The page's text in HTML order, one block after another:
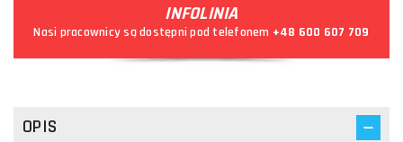
INFOLINIA
Nasi pracownicy są dostępni pod telefonem +48 600 607 709
OPIS